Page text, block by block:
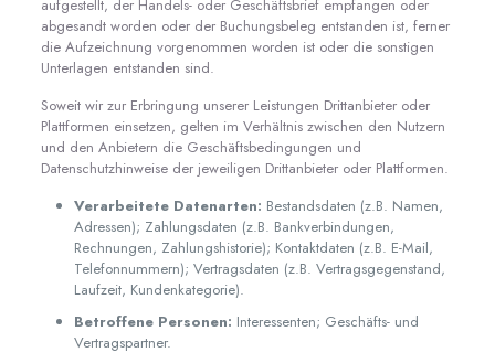
aufgestellt, der Handels- oder Geschäftsbrief empfangen oder
abgesandt worden oder der Buchungsbeleg entstanden ist, ferner
die Aufzeichnung vorgenommen worden ist oder die sonstigen
Unterlagen entstanden sind.
Soweit wir zur Erbringung unserer Leistungen Drittanbieter oder
Plattformen einsetzen, gelten im Verhältnis zwischen den Nutzern
und den Anbietern die Geschäftsbedingungen und
Datenschutzhinweise der jeweiligen Drittanbieter oder Plattformen.
Verarbeitete Datenarten: Bestandsdaten (z.B. Namen,
Adressen); Zahlungsdaten (z.B. Bankverbindungen,
Rechnungen, Zahlungshistorie); Kontaktdaten (z.B. E-Mail,
Telefonnummern); Vertragsdaten (z.B. Vertragsgegenstand,
Laufzeit, Kundenkategorie).
Betroffene Personen: Interessenten; Geschäfts- und
Vertragspartner.